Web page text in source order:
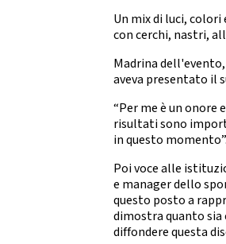
UFFICIO STAMPA
GIUSTIZIA SPORTIVA
Regolamento
Componenti e recapiti
SAFEGUARDING
Un mix di luci,
con cerchi, nastri,
Madrina
aveva presentato il
“Per me è un onore
risultati sono
in questo momento”.
Poi voce alle
e manager dello
questo posto a
dimostra quanto sia
diffondere questa